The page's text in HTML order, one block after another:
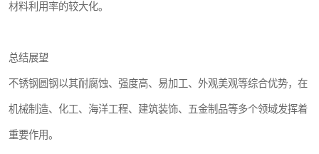
材料利用率的较大化。
总结展望
不锈钢圆钢以其耐腐蚀、强度高、易加工、外观美观等综合优势，在
机械制造、化工、海洋工程、建筑装饰、五金制品等多个领域发挥着
重要作用。